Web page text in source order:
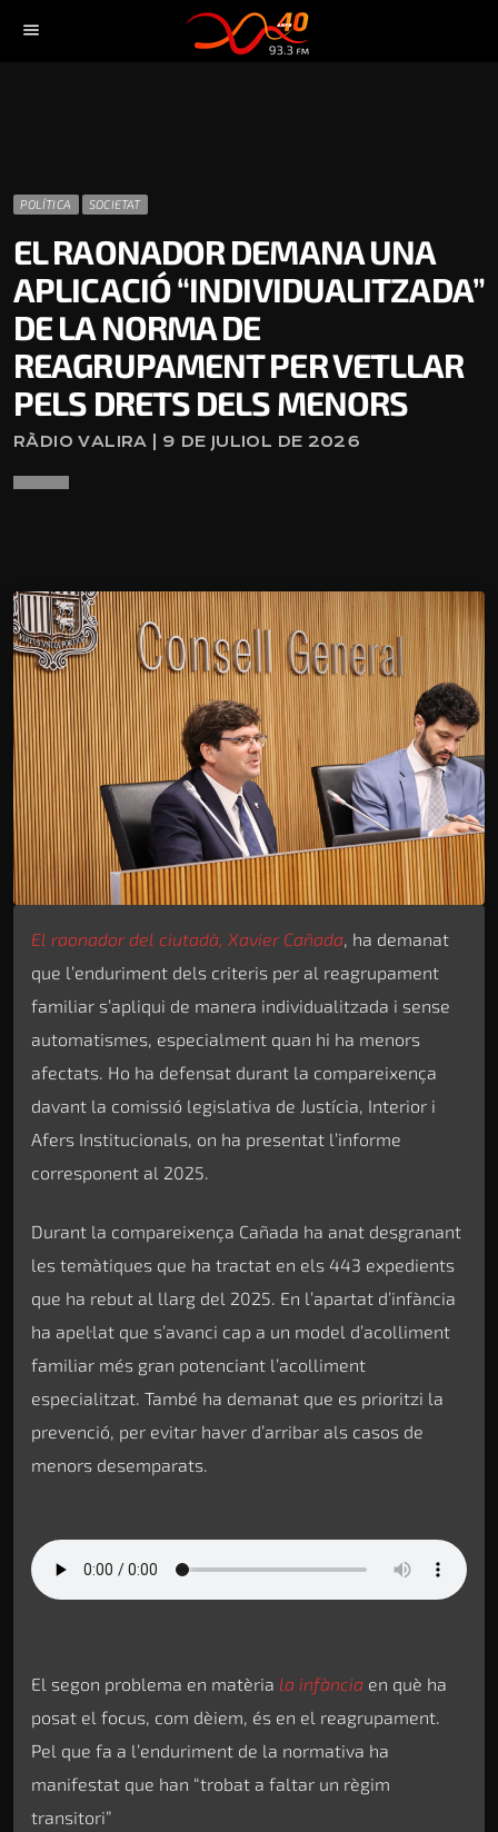
menu
POLÍTICA SOCIETAT
EL RAONADOR DEMANA UNA
APLICACIÓ “INDIVIDUALITZADA”
DE LA NORMA DE
REAGRUPAMENT PER VETLLAR
PELS DRETS DELS MENORS
RÀDIO VALIRA | 9 DE JULIOL DE 2026
El raonador del ciutadà, Xavier Cañada, ha demanat
que l’enduriment dels criteris per al reagrupament
familiar s’apliqui de manera individualitzada i sense
automatismes, especialment quan hi ha menors
afectats. Ho ha defensat durant la compareixença
davant la comissió legislativa de Justícia, Interior i
Afers Institucionals, on ha presentat l’informe
corresponent al 2025.
Durant la compareixença Cañada ha anat desgranant
les temàtiques que ha tractat en els 443 expedients
que ha rebut al llarg del 2025. En l’apartat d’infància
ha apel·lat que s’avanci cap a un model d’acolliment
familiar més gran potenciant l’acolliment
especialitzat. També ha demanat que es prioritzi la
prevenció, per evitar haver d’arribar als casos de
menors desemparats.
El segon problema en matèria la infància en què ha
posat el focus, com dèiem, és en el reagrupament.
Pel que fa a l’enduriment de la normativa ha
manifestat que han “trobat a faltar un règim
transitori”